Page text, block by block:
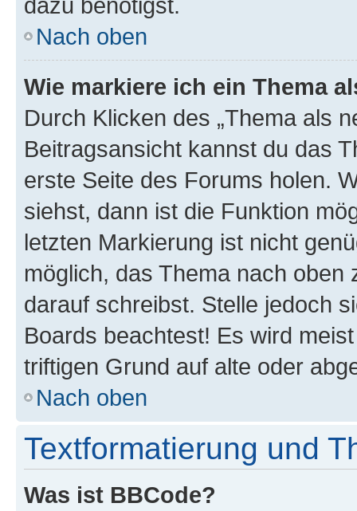
Nach oben
Wie markiere ich ein Thema
Durch Klicken des „Thema als
Beitragsansicht kannst du das
erste Seite des Forums holen.
siehst, dann ist die Funktion
letzten Markierung ist nicht
möglich, das Thema nach oben
darauf schreibst. Stelle jedoch
Boards beachtest! Es wird
triftigen Grund auf alte oder
Nach oben
Textformatierung und
Was ist BBCode?